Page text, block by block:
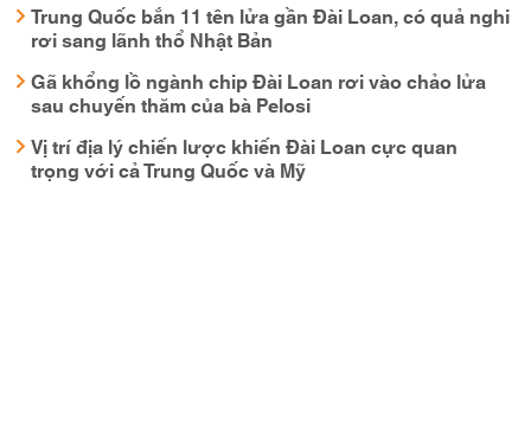
Trung Quốc bắn 11 tên lửa gần Đài Loan, có quả nghi
rơi sang lãnh thổ Nhật Bản
Gã khổng lồ ngành chip Đài Loan rơi vào chảo lửa
sau chuyến thăm của bà Pelosi
Vị trí địa lý chiến lược khiến Đài Loan cực quan
trọng với cả Trung Quốc và Mỹ